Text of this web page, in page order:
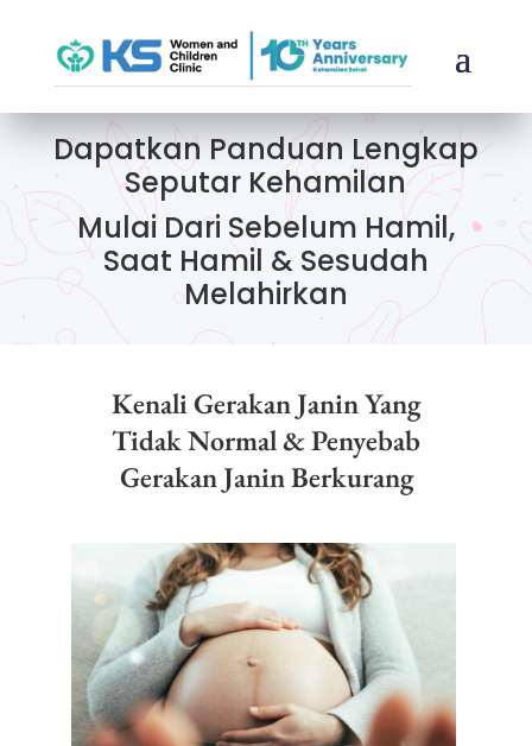
Dapatkan Panduan Lengkap
Seputar Kehamilan
Mulai Dari Sebelum Hamil,
Saat Hamil & Sesudah
Melahirkan
Kenali Gerakan Janin Yang
Tidak Normal & Penyebab
Gerakan Janin Berkurang